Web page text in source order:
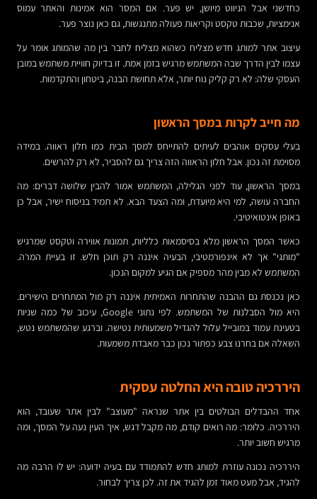
כחדשני אבל הניווט מיושן, יש פער. אם המסר הוא אמינות והאתר עמוס
אנימציות, שכבות טקסט וקריאות פעולה מתנגשות, גם כאן נוצר פער.
עיצוב אתר למותג חדש מצליח כשהוא מצליח לחבר בין מה שהמותג אומר על
עצמו לבין הדרך שבה המשתמש מרגיש בזמן אמת. זו בדיוק חוויית משתמש במובן
העסקי שלה: לא רק קליק נוח יותר, אלא תחושת הבנה, ביטחון והתקדמות.
מה חייב לקרות במסך הראשון
בעלי עסקים אוהבים לעיתים להתייחס למסך הבית כמו חלון ראווה. במידה
מסוימת זה נכון. אבל חלון הראווה הזה צריך גם להסביר, לא רק להרשים.
במסך הראשון, עוד לפני הגלילה, המשתמש אמור להבין שלושה דברים: מה
החברה עושה, למי היא מיועדת, ומה הצעד הבא. לא תמיד בניסוח ישיר, אבל כן
באופן אינטואיטיבי.
כאשר המסך הראשון מלא בסיסמאות כלליות, תמונות אווירה וטקסט שמרגיש
"מותגי" אך לא אינפורמטיבי, הבעיה איננה רק תוכן חלש. זו בעיית המרה.
המשתמש לא מבין מהר מספיק אם הגיע למקום הנכון.
כאן נכנסת גם ההבנה שהתחרות האמיתית איננה רק מול המתחרים הישירים.
היא מול הסבלנות של המשתמש. לפי נתוני Google, עיכוב של כמה שניות
בטעינת עמוד במובייל עלול להגדיל משמעותית נטישה. וברגע שהמשתמש נטש,
השאלה אם בחרנו צבע כפתור נכון כבר מאבדת משמעות.
היררכיה טובה היא החלטה עסקית
אחד ההבדלים הבולטים בין אתר שנראה "מעוצב" לבין אתר שעובד, הוא
היררכיה. כלומר: מה רואים קודם, מה מקבל דגש, איך העין נעה על המסך, ומה
מרגיש חשוב יותר.
היררכיה נכונה עוזרת למותג חדש להתמודד עם בעיה ידועה: יש לו הרבה מה
להגיד, אבל מעט מאוד זמן להגיד את זה. לכן צריך לבחור.